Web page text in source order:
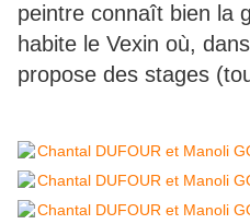
peintre connaît bien la
habite le Vexin où,
propose des stages